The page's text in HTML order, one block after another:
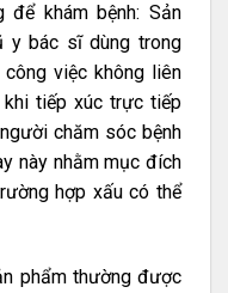
khám bệnh: Sản
y bác sĩ dùng trong
việc không liên
khi tiếp xúc trực tiếp
chăm sóc bệnh
này nhằm mục đích
hợp xấu có thể
phẩm thường được